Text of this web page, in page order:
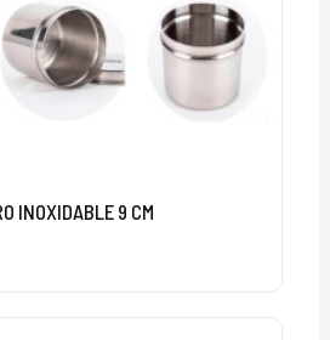
INOXIDABLE 9 CM